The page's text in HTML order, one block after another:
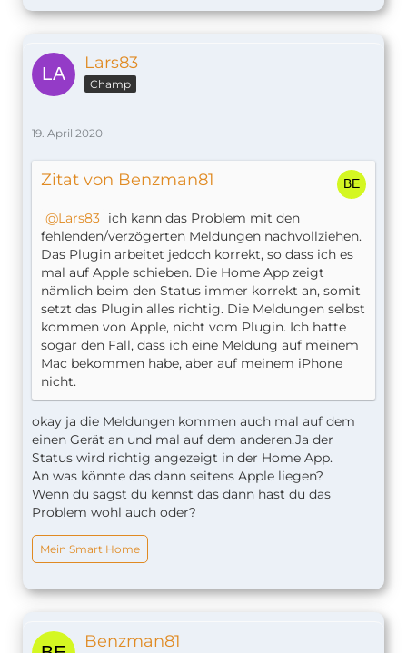
Lars83
Champ
19. April 2020
Zitat von Benzman81
Lars83 ich kann das Problem mit den
fehlenden/verzögerten Meldungen nachvollziehen.
Das Plugin arbeitet jedoch korrekt, so dass ich es
mal auf Apple schieben. Die Home App zeigt
nämlich beim den Status immer korrekt an, somit
setzt das Plugin alles richtig. Die Meldungen selbst
kommen von Apple, nicht vom Plugin. Ich hatte
sogar den Fall, dass ich eine Meldung auf meinem
Mac bekommen habe, aber auf meinem iPhone
nicht.
okay ja die Meldungen kommen auch mal auf dem
einen Gerät an und mal auf dem anderen.Ja der
Status wird richtig angezeigt in der Home App.
An was könnte das dann seitens Apple liegen?
Wenn du sagst du kennst das dann hast du das
Problem wohl auch oder?
Mein Smart Home
Benzman81